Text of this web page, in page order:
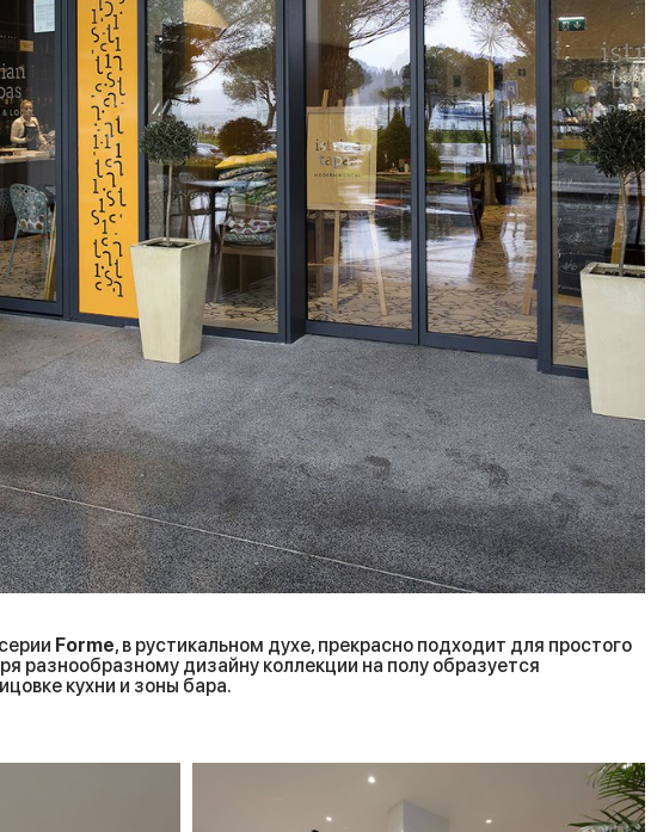
Forme, в рустикальном духе, прекрасно подходит для простого
разнообразному дизайну коллекции на полу образуется
кухни и зоны бара.